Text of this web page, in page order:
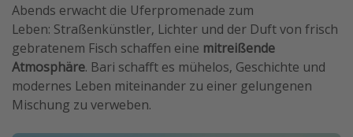
Abends erwacht die Uferpromenade zum
Leben: Straßenkünstler, Lichter und der Duft von frisch
gebratenem Fisch schaffen eine mitreißende
Atmosphäre. Bari schafft es mühelos, Geschichte und
modernes Leben miteinander zu einer gelungenen
Mischung zu verweben.